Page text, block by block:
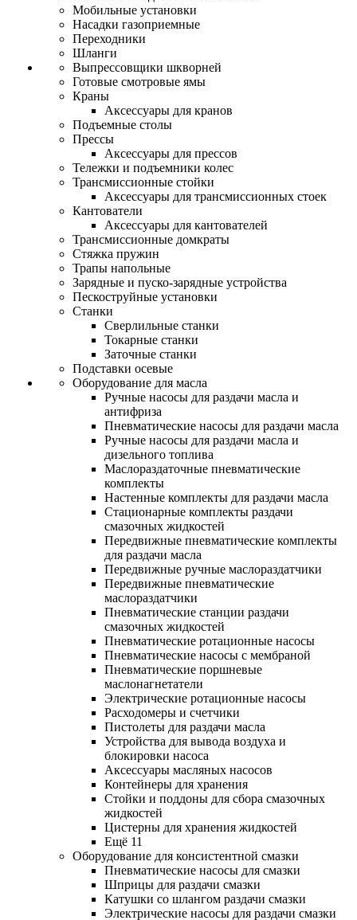
Мобильные установки
Насадки газоприемные
Переходники
Шланги
Выпрессовщики шкворней
Готовые смотровые ямы
Краны
Аксессуары для кранов
Подъемные столы
Прессы
Аксессуары для прессов
Тележки и подъемники колес
Трансмиссионные стойки
Аксессуары для трансмиссионных стоек
Кантователи
Аксессуары для кантователей
Трансмиссионные домкраты
Стяжка пружин
Трапы напольные
Зарядные и пуско-зарядные устройства
Пескоструйные установки
Станки
Сверлильные станки
Токарные станки
Заточные станки
Подставки осевые
Оборудование для масла
Ручные насосы для раздачи масла и
антифриза
Пневматические насосы для раздачи масла
Ручные насосы для раздачи масла и
дизельного топлива
Маслораздаточные пневматические
комплекты
Настенные комплекты для раздачи масла
Стационарные комплекты раздачи
смазочных жидкостей
Передвижные пневматические комплекты
для раздачи масла
Передвижные ручные маслораздатчики
Передвижные пневматические
маслораздатчики
Пневматические станции раздачи
смазочных жидкостей
Пневматические ротационные насосы
Пневматические насосы с мембраной
Пневматические поршневые
маслонагнетатели
Электрические ротационные насосы
Расходомеры и счетчики
Пистолеты для раздачи масла
Устройства для вывода воздуха и
блокировки насоса
Аксессуары масляных насосов
Контейнеры для хранения
Стойки и поддоны для сбора смазочных
жидкостей
Цистерны для хранения жидкостей
Ещё 11
Оборудование для консистентной смазки
Пневматические насосы для смазки
Шприцы для раздачи смазки
Катушки со шлангом раздачи смазки
Электрические насосы для раздачи смазки